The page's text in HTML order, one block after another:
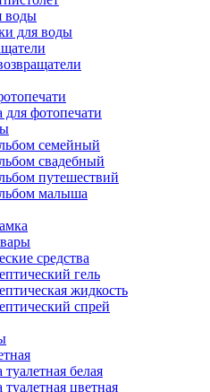
воды
для воды
для фотопечати
семейный
свадебный
путешествий
малыша
средства
гель
жидкость
спрей
туалетная белая
туалетная цветная